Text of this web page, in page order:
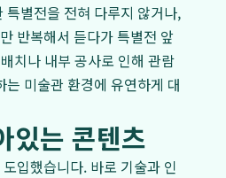
별전을 전혀 다루지 않거나,
반복해서 듣다가 특별전 앞
치나 내부 공사로 인해 관람
미술관 환경에 유연하게 대
는 콘텐츠
입했습니다. 바로 기술과 인